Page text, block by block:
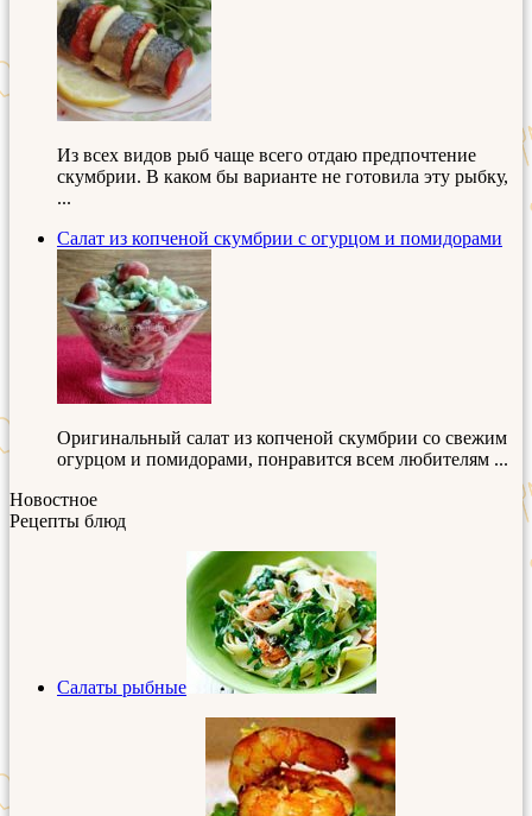
Из всех видов рыб чаще всего отдаю предпочтение
скумбрии. В каком бы варианте не готовила эту рыбку,
...
Салат из копченой скумбрии с огурцом и помидорами
Оригинальный салат из копченой скумбрии со свежим
огурцом и помидорами, понравится всем любителям ...
Новостное
Рецепты блюд
Салаты рыбные